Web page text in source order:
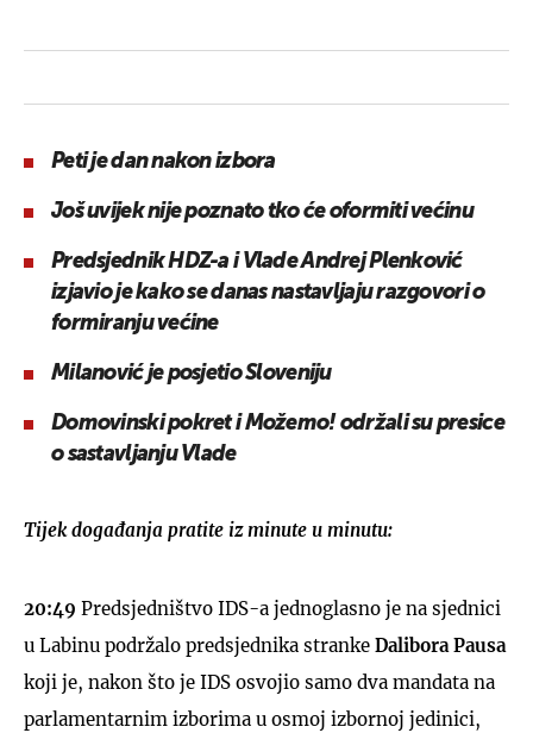
Peti je dan nakon izbora
Još uvijek nije poznato tko će oformiti većinu
Predsjednik HDZ-a i Vlade Andrej Plenković
izjavio je kako se danas nastavljaju razgovori o
formiranju većine
Milanović je posjetio Sloveniju
Domovinski pokret i Možemo! održali su presice
o sastavljanju Vlade
Tijek događanja pratite iz minute u minutu:
20:49 Predsjedništvo IDS-a jednoglasno je na sjednici
u Labinu podržalo predsjednika stranke Dalibora Pausa
koji je, nakon što je IDS osvojio samo dva mandata na
parlamentarnim izborima u osmoj izbornoj jedinici,